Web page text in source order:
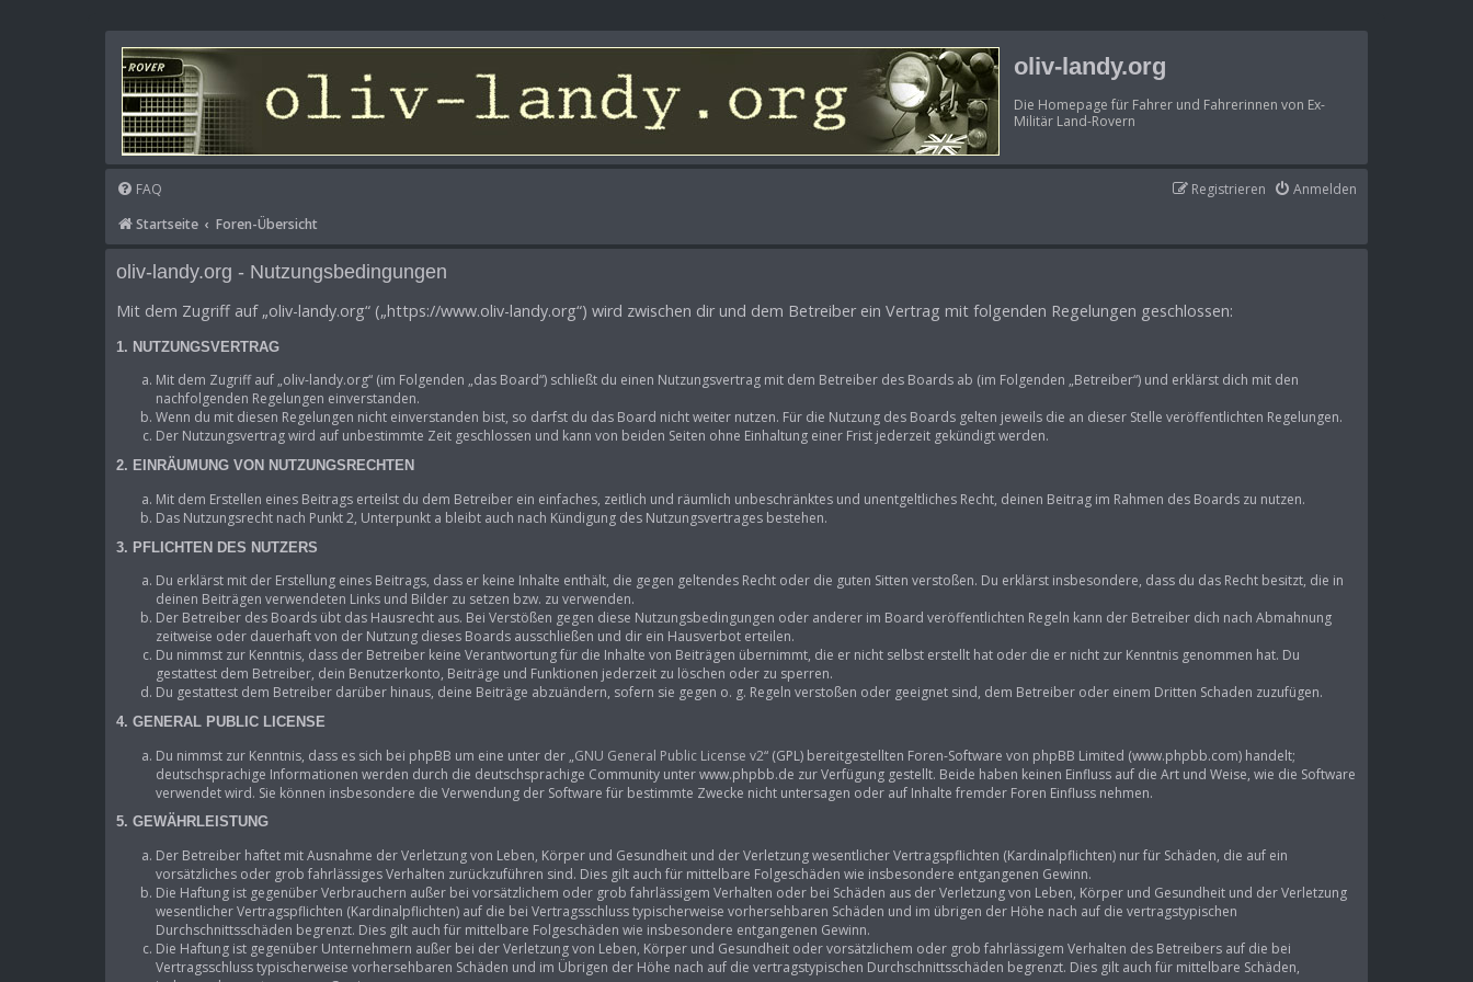
oliv-landy.org
Die Homepage für Fahrer und Fahrerinnen von Ex-
Militär Land-Rovern
FAQ Anmelden
Registrieren
Startseite
Foren-Übersicht
oliv-landy.org - Nutzungsbedingungen
Mit dem Zugriff auf „oliv-landy.org“ („https://www.oliv-landy.org“) wird zwischen dir und dem Betreiber ein Vertrag mit folgenden Regelungen geschlossen:
1. NUTZUNGSVERTRAG
Mit dem Zugriff auf „oliv-landy.org“ (im Folgenden „das Board“) schließt du einen Nutzungsvertrag mit dem Betreiber des Boards ab (im Folgenden „Betreiber“) und erklärst dich mit den
nachfolgenden Regelungen einverstanden.
Wenn du mit diesen Regelungen nicht einverstanden bist, so darfst du das Board nicht weiter nutzen. Für die Nutzung des Boards gelten jeweils die an dieser Stelle veröffentlichten Regelungen.
Der Nutzungsvertrag wird auf unbestimmte Zeit geschlossen und kann von beiden Seiten ohne Einhaltung einer Frist jederzeit gekündigt werden.
2. EINRÄUMUNG VON NUTZUNGSRECHTEN
Mit dem Erstellen eines Beitrags erteilst du dem Betreiber ein einfaches, zeitlich und räumlich unbeschränktes und unentgeltliches Recht, deinen Beitrag im Rahmen des Boards zu nutzen.
Das Nutzungsrecht nach Punkt 2, Unterpunkt a bleibt auch nach Kündigung des Nutzungsvertrages bestehen.
3. PFLICHTEN DES NUTZERS
Du erklärst mit der Erstellung eines Beitrags, dass er keine Inhalte enthält, die gegen geltendes Recht oder die guten Sitten verstoßen. Du erklärst insbesondere, dass du das Recht besitzt, die in
deinen Beiträgen verwendeten Links und Bilder zu setzen bzw. zu verwenden.
Der Betreiber des Boards übt das Hausrecht aus. Bei Verstößen gegen diese Nutzungsbedingungen oder anderer im Board veröffentlichten Regeln kann der Betreiber dich nach Abmahnung
zeitweise oder dauerhaft von der Nutzung dieses Boards ausschließen und dir ein Hausverbot erteilen.
Du nimmst zur Kenntnis, dass der Betreiber keine Verantwortung für die Inhalte von Beiträgen übernimmt, die er nicht selbst erstellt hat oder die er nicht zur Kenntnis genommen hat. Du
gestattest dem Betreiber, dein Benutzerkonto, Beiträge und Funktionen jederzeit zu löschen oder zu sperren.
Du gestattest dem Betreiber darüber hinaus, deine Beiträge abzuändern, sofern sie gegen o. g. Regeln verstoßen oder geeignet sind, dem Betreiber oder einem Dritten Schaden zuzufügen.
4. GENERAL PUBLIC LICENSE
Du nimmst zur Kenntnis, dass es sich bei phpBB um eine unter der „GNU General Public License v2“ (GPL) bereitgestellten Foren-Software von phpBB Limited (www.phpbb.com) handelt;
deutschsprachige Informationen werden durch die deutschsprachige Community unter www.phpbb.de zur Verfügung gestellt. Beide haben keinen Einfluss auf die Art und Weise, wie die Software
verwendet wird. Sie können insbesondere die Verwendung der Software für bestimmte Zwecke nicht untersagen oder auf Inhalte fremder Foren Einfluss nehmen.
5. GEWÄHRLEISTUNG
Der Betreiber haftet mit Ausnahme der Verletzung von Leben, Körper und Gesundheit und der Verletzung wesentlicher Vertragspflichten (Kardinalpflichten) nur für Schäden, die auf ein
vorsätzliches oder grob fahrlässiges Verhalten zurückzuführen sind. Dies gilt auch für mittelbare Folgeschäden wie insbesondere entgangenen Gewinn.
Die Haftung ist gegenüber Verbrauchern außer bei vorsätzlichem oder grob fahrlässigem Verhalten oder bei Schäden aus der Verletzung von Leben, Körper und Gesundheit und der Verletzung
wesentlicher Vertragspflichten (Kardinalpflichten) auf die bei Vertragsschluss typischerweise vorhersehbaren Schäden und im übrigen der Höhe nach auf die vertragstypischen
Durchschnittsschäden begrenzt. Dies gilt auch für mittelbare Folgeschäden wie insbesondere entgangenen Gewinn.
Die Haftung ist gegenüber Unternehmern außer bei der Verletzung von Leben, Körper und Gesundheit oder vorsätzlichem oder grob fahrlässigem Verhalten des Betreibers auf die bei
Vertragsschluss typischerweise vorhersehbaren Schäden und im Übrigen der Höhe nach auf die vertragstypischen Durchschnittsschäden begrenzt. Dies gilt auch für mittelbare Schäden,